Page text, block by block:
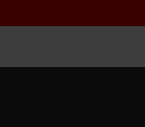
recibir nuestra newsletter